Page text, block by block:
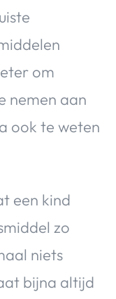
om
nemen aan
ook te weten
een kind
zo
niets
bijna altijd